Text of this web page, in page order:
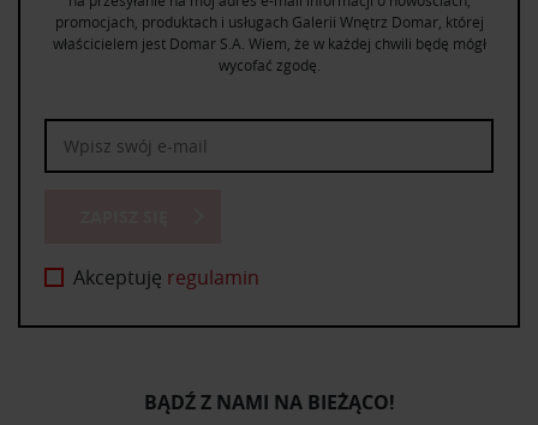
promocjach, produktach i usługach Galerii Wnętrz Domar, której
właścicielem jest Domar S.A. Wiem, że w każdej chwili będę mógł
wycofać zgodę.
Akceptuję regulamin
BĄDŹ Z NAMI NA BIEŻĄCO!